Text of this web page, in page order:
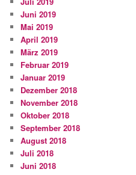
Juni 2019
Mai 2019
April 2019
März 2019
Februar 2019
Januar 2019
Dezember 2018
November 2018
Oktober 2018
September 2018
August 2018
Juli 2018
Juni 2018